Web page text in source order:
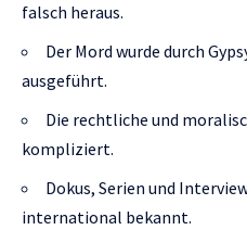
falsch heraus.
Der Mord wurde durch
ausgeführt.
Die rechtliche und
kompliziert.
Dokus, Serien und
international bekannt.